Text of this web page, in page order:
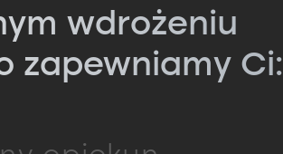
wdrożeniu
zapewniamy Ci: